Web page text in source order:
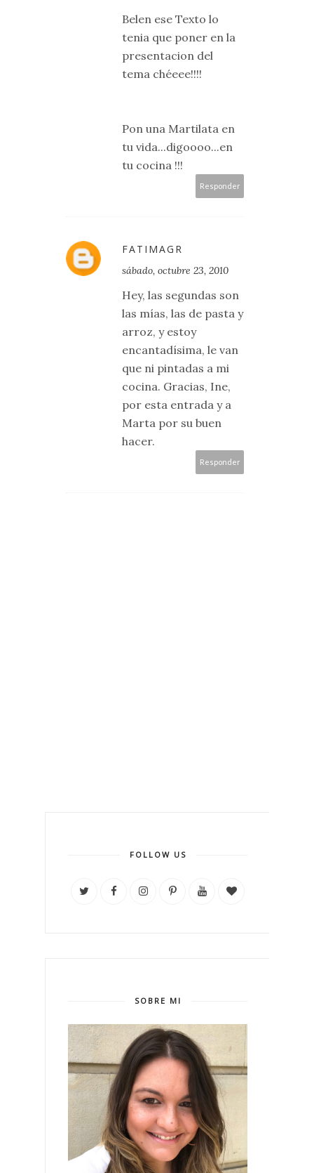
Belen ese Texto lo
tenia que poner en la
presentacion del
tema chéeee!!!!
Pon una Martilata en
tu vida...digoooo...en
tu cocina !!!
Responder
FATIMAGR
sábado, octubre 23, 2010
Hey, las segundas son
las mías, las de pasta y
arroz, y estoy
encantadísima, le van
que ni pintadas a mi
cocina. Gracias, Ine,
por esta entrada y a
Marta por su buen
hacer.
Responder
FOLLOW US
SOBRE MI